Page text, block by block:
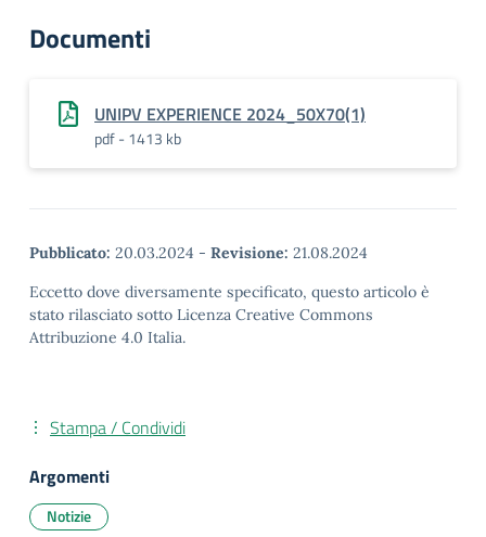
Documenti
UNIPV EXPERIENCE 2024_50X70(1)
pdf - 1413 kb
Pubblicato: 20.03.2024 - Revisione: 21.08.2024
Eccetto dove diversamente specificato, questo articolo è
stato rilasciato sotto Licenza Creative Commons
Attribuzione 4.0 Italia.
Stampa / Condividi
Argomenti
Notizie